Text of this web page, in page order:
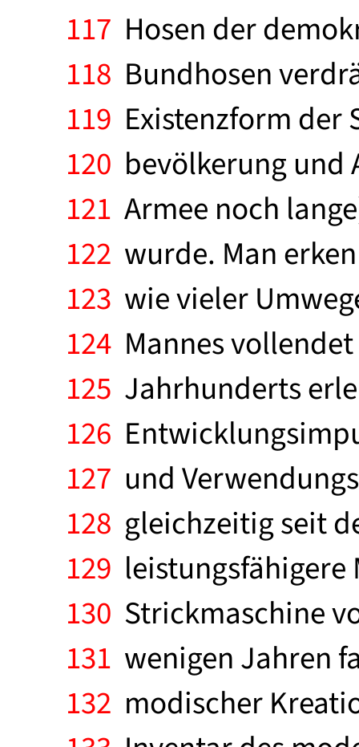
117 Hosen der
118 Bundhosen
119 Existenzform der
120 bevölkerung und
121 Armee noch
122 wurde. Man
123 wie vieler
124 Mannes
125 Jahrhunderts
126
127 und
128 gleichzeitig seit
129
130 Strickmaschine
131 wenigen Jahren
132 modischer